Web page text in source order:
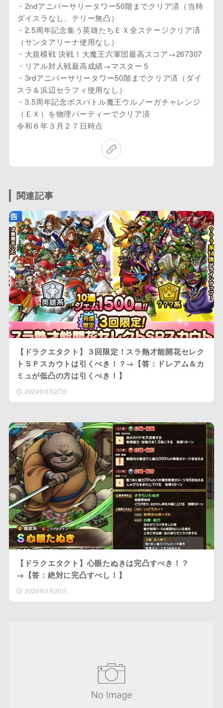
・2ndアニバーサリータワー50階までクリア済（当時
ダイスラなし、テリー無凸）
・2.5周年記念集う英雄たちＥＸ全ステージクリア済
（サンタアリーナ使用なし）
・大規模戦 決戦！大魔王六軍団最高スコア→267307
・リアル対人戦最高成績→マスター５
・3rdアニバーサリータワー50階までクリア済（ダイ
スラ＆浜辺セラフィ使用なし）
・3.5周年記念ボスバトル魔王ウルノーガチャレンジ
（ＥＸ）を物理パーティーでクリア済
令和６年３月２７日時点
関連記事
【ドラクエタクト】３回限定！スラ熱才能開花セレク
トＳＰスカウトは引くべき！？→【答：ドレアム＆カ
ミュが低凸の方は引くべき！】
2024年3月27日
【ドラクエタクト】心眼たぬきは完凸すべき！？
→【答：絶対に完凸すべし！】
2024年3月20日